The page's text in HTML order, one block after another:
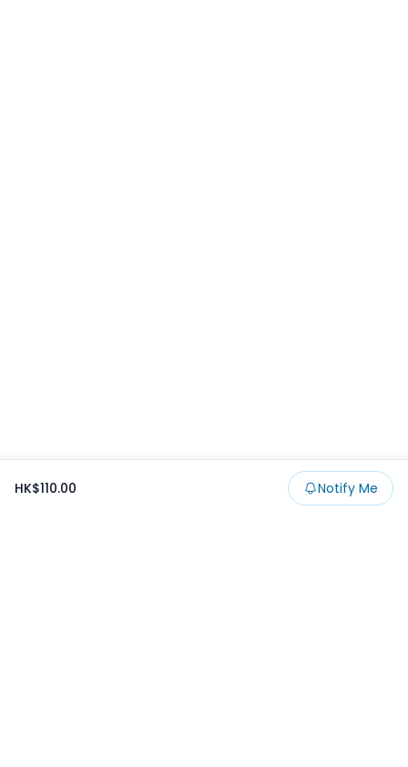
HK$110.00 Notify Me